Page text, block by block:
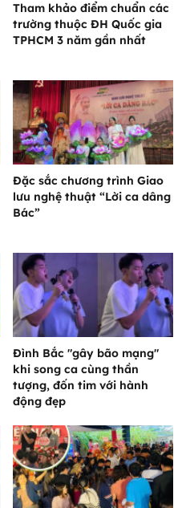
Tham khảo điểm chuẩn các
trường thuộc ĐH Quốc gia
TPHCM 3 năm gần nhất
Đặc sắc chương trình Giao
lưu nghệ thuật “Lời ca dâng
Bác”
Đình Bắc "gây bão mạng"
khi song ca cùng thần
tượng, đốn tim với hành
động đẹp